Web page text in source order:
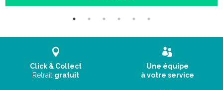
Click & Collect
Retrait gratuit
Une équipe
à votre service